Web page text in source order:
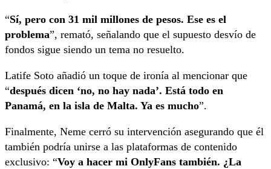
“Sí, pero con 31 mil millones de pesos. Ese es el
problema”, remató, señalando que el supuesto desvío de
fondos sigue siendo un tema no resuelto.
Latife Soto añadió un toque de ironía al mencionar que
“después dicen ‘no, no hay nada’. Está todo en
Panamá, en la isla de Malta. Ya es mucho”.
Finalmente, Neme cerró su intervención asegurando que él
también podría unirse a las plataformas de contenido
exclusivo: “Voy a hacer mi OnlyFans también. ¿La